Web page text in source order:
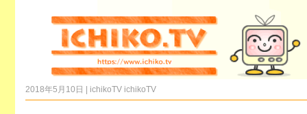
2018年5月10日 | ichikoTV ichikoTV